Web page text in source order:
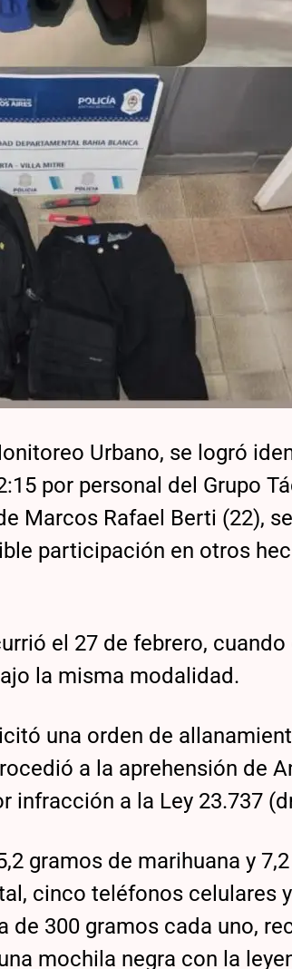
Urbano, se logró
por personal del Grupo
Marcos Rafael Berti (22),
participación en otros
el 27 de febrero,
la misma modalidad.
una orden de
a la aprehensión de
infracción a la Ley 23.737
gramos de marihuana y
cinco teléfonos celulares
300 gramos cada uno,
mochila negra con la